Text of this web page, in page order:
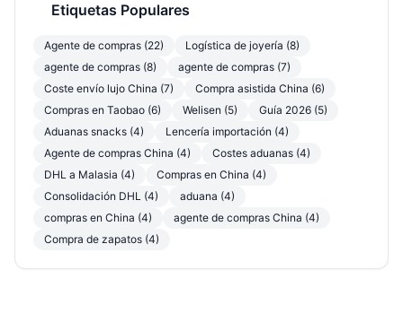
Etiquetas Populares
Agente de compras (22)
Logística de joyería (8)
agente de compras (8)
agente de compras (7)
Coste envío lujo China (7)
Compra asistida China (6)
Compras en Taobao (6)
Welisen (5)
Guía 2026 (5)
Aduanas snacks (4)
Lencería importación (4)
Agente de compras China (4)
Costes aduanas (4)
DHL a Malasia (4)
Compras en China (4)
Consolidación DHL (4)
aduana (4)
compras en China (4)
agente de compras China (4)
Compra de zapatos (4)